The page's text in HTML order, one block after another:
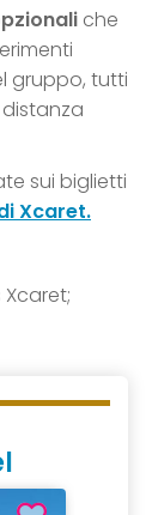
che
gruppo, tutti
sui biglietti
Xcaret.
Xcaret;